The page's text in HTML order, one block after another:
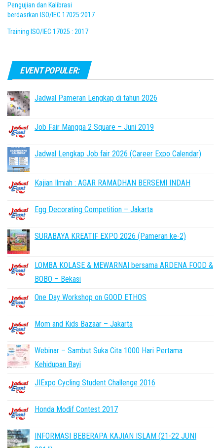
Pengujian dan Kalibrasi
berdasrkan ISO/IEC 17025:2017
Training ISO/IEC 17025 : 2017
EVENT POPULER:
Jadwal Pameran Lengkap di tahun 2026
Job Fair Mangga 2 Square – Juni 2019
Jadwal Lengkap Job fair 2026 (Career Expo Calendar)
Kajian Ilmiah : AGAR RAMADHAN BERSEMI INDAH
Egg Decorating Competition – Jakarta
SURABAYA KREATIF EXPO 2026 (Pameran ke-2)
LOMBA KOLASE & MEWARNAI bersama ARDENA FOOD &
BOBO – Bekasi
One Day Workshop on GOOD ETHOS
Mom and Kids Bazaar – Jakarta
Webinar – Sambut Suka Cita 1000 Hari Pertama
Kehidupan Bayi
JIExpo Cycling Student Challenge 2016
Honda Modif Contest 2017
INFORMASI BEBERAPA KAJIAN ISLAM (21-22 JUNI